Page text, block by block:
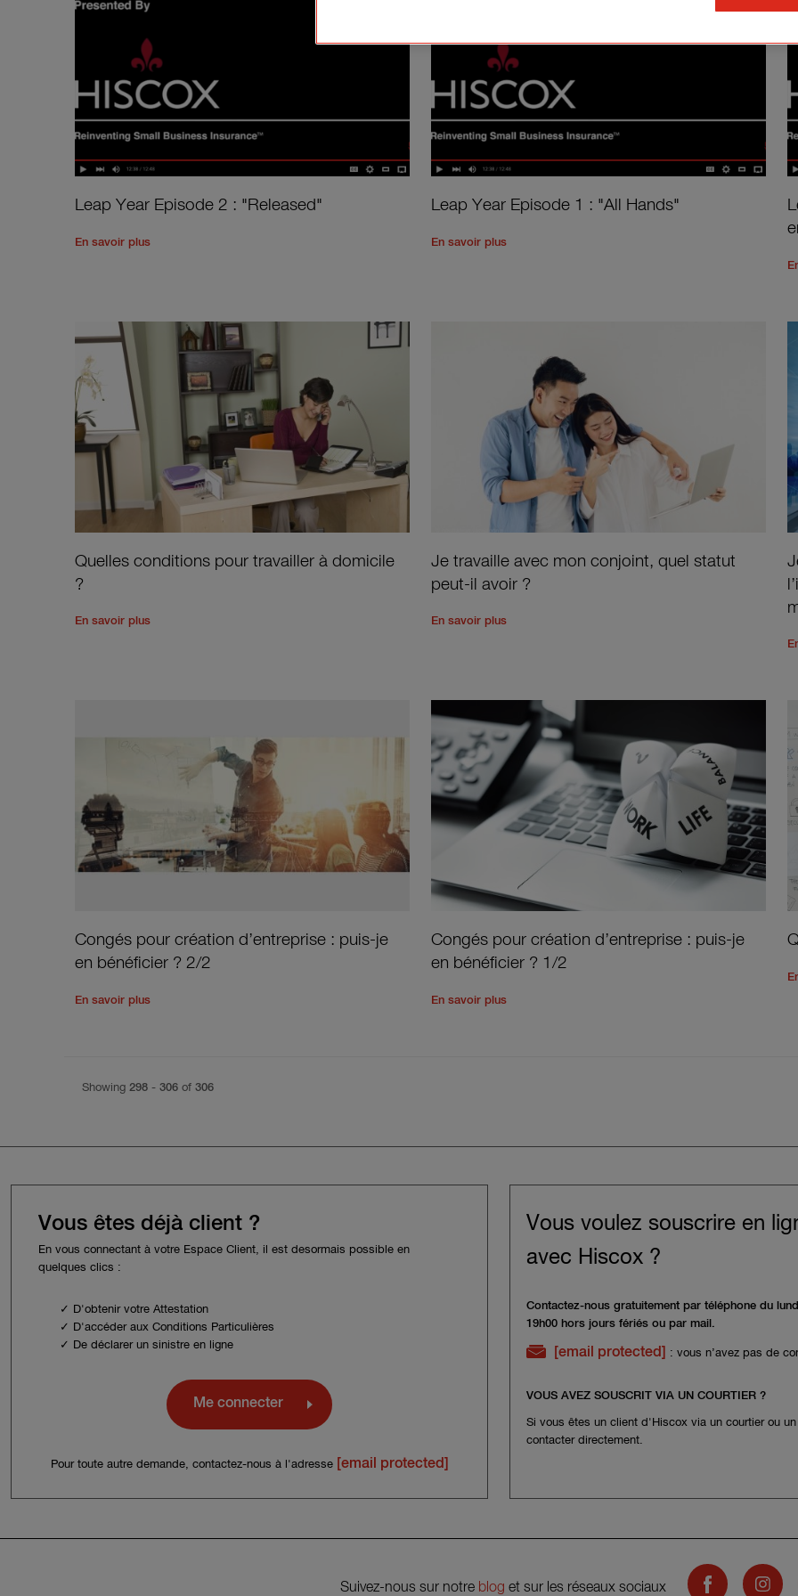
Leap Year Episode 2 : "Released"
En savoir plusRead the rest of the post Leap Year Episode 2 : "Released"'
Leap Year Episode 1 : "All Hands"
En savoir plusRead the rest of the post
Quelles conditions pour travailler à domicile
?
En savoir plusRead the rest of the post Quelles conditions pour travailler à domicile ?
Je travaille avec mon conjoint, quel statut
peut-il avoir ?
En savoir plusRead the rest of the post
Congés pour création d’entreprise : puis-je
en bénéficier ? 2/2
En savoir plusRead the rest of the post Congés pour création d’entreprise : puis-je en bénéficier ? 2/2
Congés pour création d’entreprise : puis-je
en bénéficier ? 1/2
En savoir plusRead the rest of the post
Showing 298 - 306 of 306
Vous êtes déjà client ?
En vous connectant à votre Espace Client, il est desormais possible en
quelques clics :
✓ D'obtenir votre Attestation
✓ D'accéder aux Conditions Particulières
✓ De déclarer un sinistre en ligne
Me connecter
Pour toute autre demande, contactez-nous à l'adresse [email protected]
Vous voulez souscrire en
avec Hiscox ?
Contactez-nous gratuitement par téléphone du
19h00 hors jours fériés ou par mail.
[email protected] : vous n’avez pas de
VOUS AVEZ SOUSCRIT VIA UN COURTIER ?
Si vous êtes un client d'Hiscox via un courtier ou
contacter directement.
Suivez-nous sur notre blog et sur les réseaux sociaux
Hiscox on